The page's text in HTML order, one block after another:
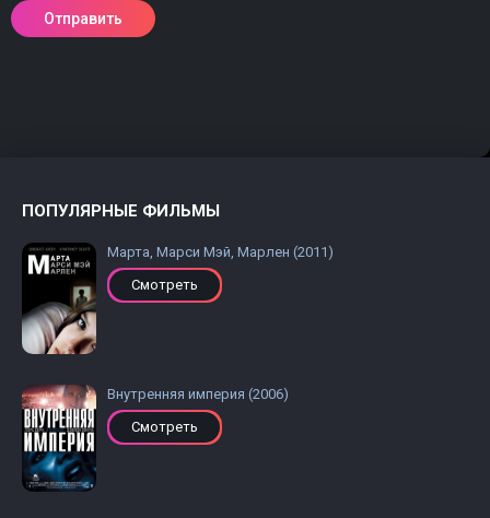
ПОПУЛЯРНЫЕ ФИЛЬМЫ
Марта, Марси Мэй, Марлен (2011)
Смотреть
Внутренняя империя (2006)
Смотреть